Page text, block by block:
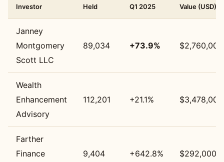
Investor
Held
Q1 2025
Value (USD)
Janney
Montgomery
Scott LLC
89,034 +73.9% $2,760,000
Wealth
Enhancement
Advisory
112,201 +21.1% $3,478,000
Farther
Finance
9,404 +642.8% $292,000